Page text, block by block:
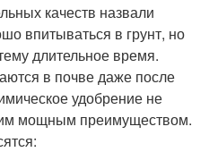
качеств назвали
впитываться в грунт, но
длительное время.
в почве даже после
удобрение не
мощным преимуществом.